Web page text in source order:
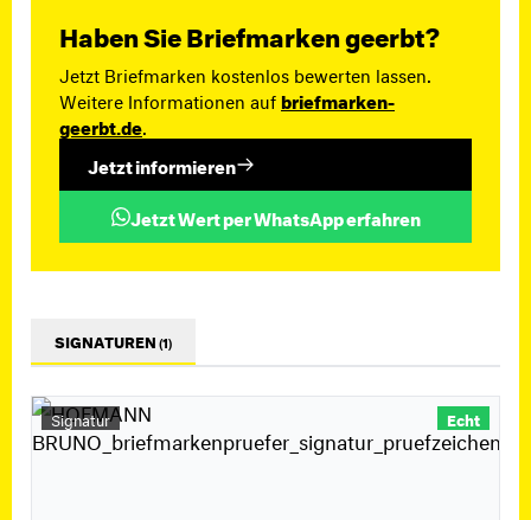
Haben Sie Briefmarken geerbt?
Jetzt Briefmarken kostenlos bewerten lassen.
Weitere Informationen aufbriefmarken-
geerbt.de
Jetzt informieren
Jetzt Wert per WhatsApp erfahren
SIGNATUREN(1)
Signatur Echt